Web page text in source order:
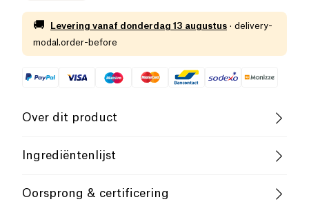
🚚 Levering vanaf donderdag 13 augustus · delivery-
modal.order-before
Over dit product
Vegan Vegetarisch
Ingrediëntenlijst
enzymen, parfum naturel, adoucissanten.
Oorsprong & certificering